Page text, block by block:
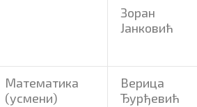
Зоран
Јанковић
Математика
(усмени)
Верица
Ђурђевић